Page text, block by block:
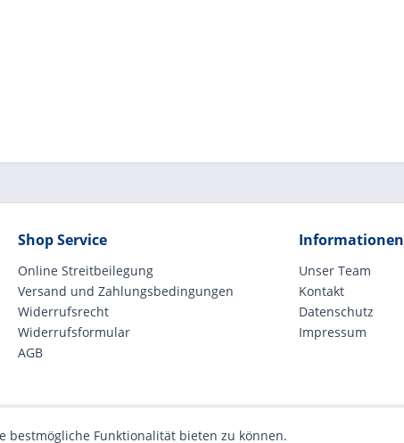
Shop Service
Online Streitbeilegung
Versand und Zahlungsbedingungen
Widerrufsrecht
Widerrufsformular
AGB
Informationen
Unser Team
Kontakt
Datenschutz
Impressum
Preise inkl. gesetzl. Mehrwertsteuer zzgl.Versandkosten
bestmögliche Funktionalität bieten zu können.